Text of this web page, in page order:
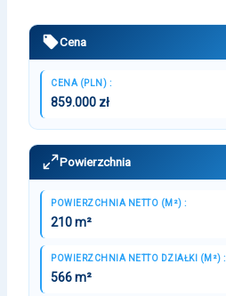
Cena
CENA (PLN) :
859.000 zł
Powierzchnia
POWIERZCHNIA NETTO (M²) :
210 m²
POWIERZCHNIA NETTO DZIAŁKI (M²) :
566 m²